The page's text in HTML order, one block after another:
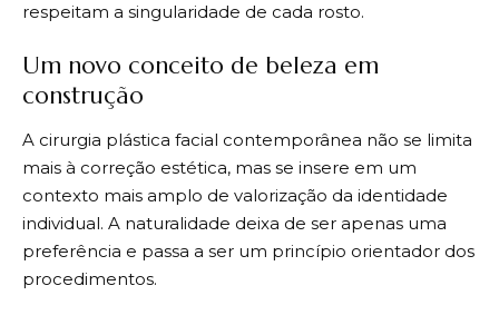
respeitam a singularidade de cada rosto.
Um novo conceito de beleza em
construção
A cirurgia plástica facial contemporânea não se limita
mais à correção estética, mas se insere em um
contexto mais amplo de valorização da identidade
individual. A naturalidade deixa de ser apenas uma
preferência e passa a ser um princípio orientador dos
procedimentos.